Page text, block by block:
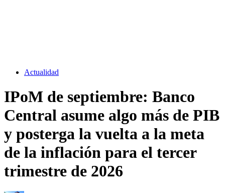
Actualidad
IPoM de septiembre: Banco
Central asume algo más de PIB
y posterga la vuelta a la meta
de la inflación para el tercer
trimestre de 2026